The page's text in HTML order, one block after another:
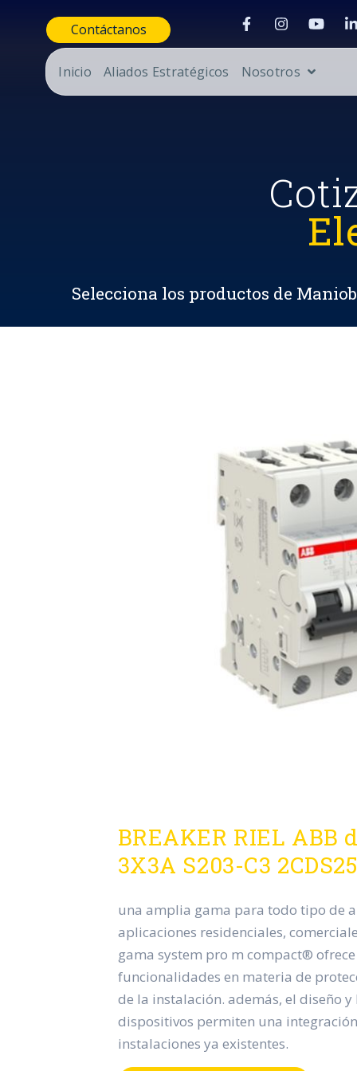
Contáctanos
Inicio Aliados Estratégicos Nosotros
Selecciona los productos de
BREAKER RIEL ABB
3X3A S203-C3
una amplia gama para todo tipo de
aplicaciones residenciales,
gama system pro m compact®
funcionalidades en materia de
de la instalación. además, el diseño
dispositivos permiten una
instalaciones ya existentes.